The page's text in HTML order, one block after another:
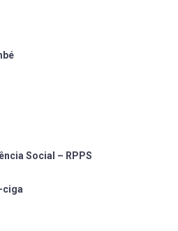
Social – RPPS
ciga